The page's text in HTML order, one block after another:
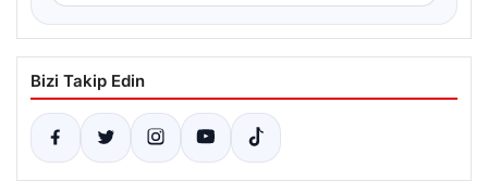
Bizi Takip Edin